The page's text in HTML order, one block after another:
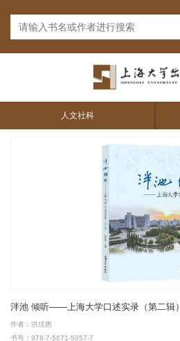
人文社科
泮池 倾听——上海大学口述实录（第二辑）
作者：洪佳惠
书号：978-7-5671-5057-7